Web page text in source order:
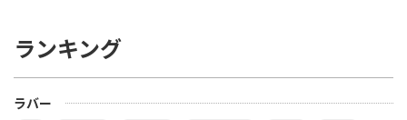
ランキング
ラバー